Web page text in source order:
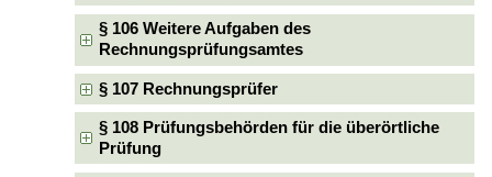
§ 106 Weitere Aufgaben des
Rechnungsprüfungsamtes
§ 107 Rechnungsprüfer
§ 108 Prüfungsbehörden für die überörtliche
Prüfung